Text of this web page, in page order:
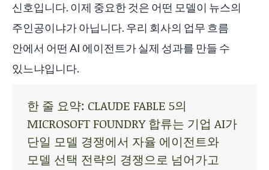
신호입니다. 이제 중요한 것은 어떤 모델이 뉴스의
주인공이냐가 아닙니다. 우리 회사의 업무 흐름
안에서 어떤 AI 에이전트가 실제 성과를 만들 수
있느냐입니다.
한 줄 요약: CLAUDE FABLE 5의
MICROSOFT FOUNDRY 합류는 기업 AI가
단일 모델 경쟁에서 자율 에이전트와
모델 선택 전략의 경쟁으로 넘어가고